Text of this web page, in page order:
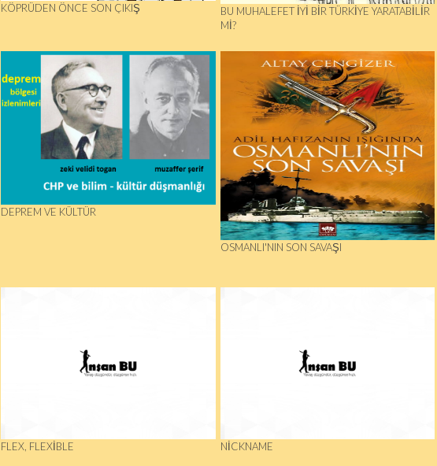
KÖPRÜDEN ÖNCE SON ÇIKIŞ
BU MUHALEFET İYİ BİR TÜRKİYE YARATABİLİR
Mİ?
DEPREM VE KÜLTÜR
OSMANLI'NIN SON SAVAŞI
FLEX, FLEXIBLE NICKNAME